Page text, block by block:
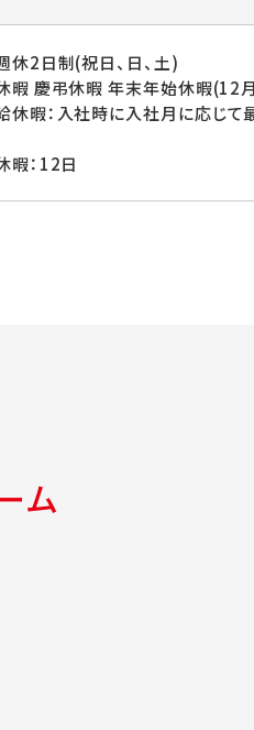
休2日制(祝日、日、土)
暇 慶弔休暇 年末年始休暇(12
休暇：入社時に入社月に応じて
暇：12日
ム